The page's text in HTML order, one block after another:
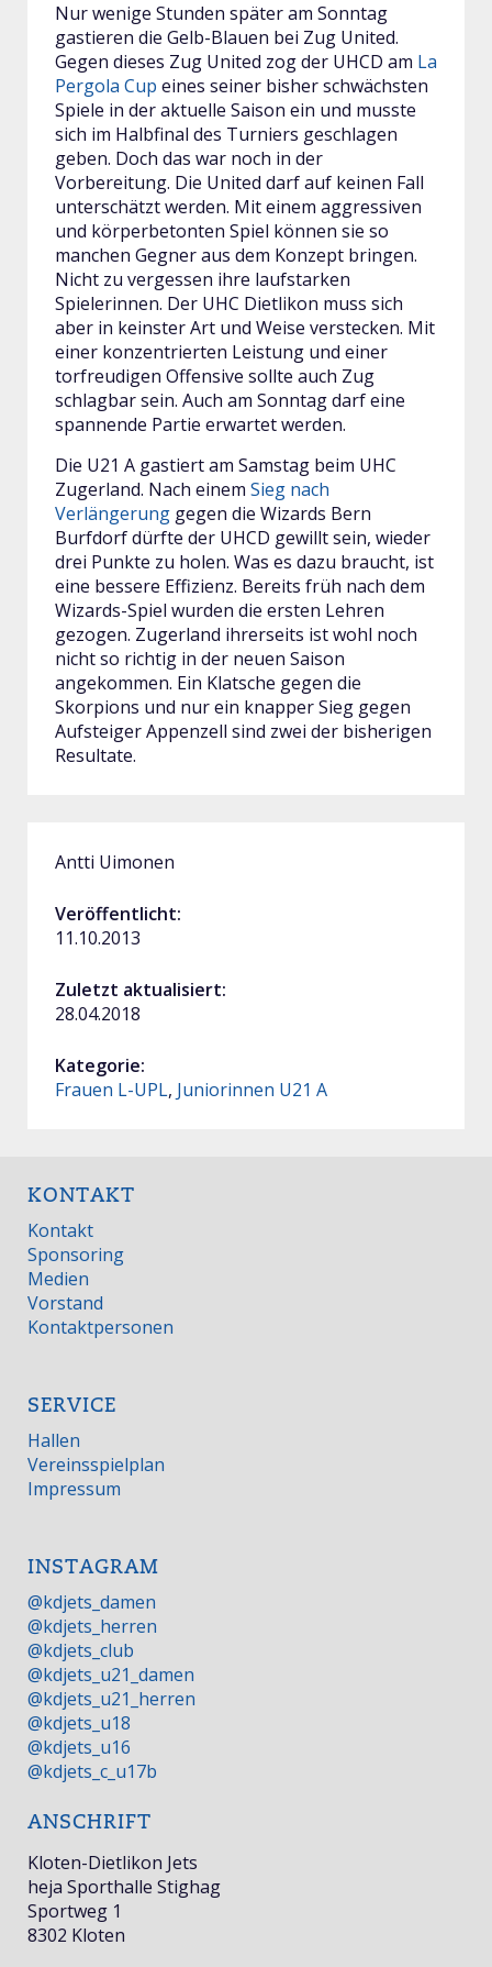
Nur wenige Stunden später am Sonntag
gastieren die Gelb-Blauen bei Zug United.
Gegen dieses Zug United zog der UHCD am La
Pergola Cup eines seiner bisher schwächsten
Spiele in der aktuelle Saison ein und musste
sich im Halbfinal des Turniers geschlagen
geben. Doch das war noch in der
Vorbereitung. Die United darf auf keinen Fall
unterschätzt werden. Mit einem aggressiven
und körperbetonten Spiel können sie so
manchen Gegner aus dem Konzept bringen.
Nicht zu vergessen ihre laufstarken
Spielerinnen. Der UHC Dietlikon muss sich
aber in keinster Art und Weise verstecken. Mit
einer konzentrierten Leistung und einer
torfreudigen Offensive sollte auch Zug
schlagbar sein. Auch am Sonntag darf eine
spannende Partie erwartet werden.
Die U21 A gastiert am Samstag beim UHC
Zugerland. Nach einem Sieg nach
Verlängerung gegen die Wizards Bern
Burfdorf dürfte der UHCD gewillt sein, wieder
drei Punkte zu holen. Was es dazu braucht, ist
eine bessere Effizienz. Bereits früh nach dem
Wizards-Spiel wurden die ersten Lehren
gezogen. Zugerland ihrerseits ist wohl noch
nicht so richtig in der neuen Saison
angekommen. Ein Klatsche gegen die
Skorpions und nur ein knapper Sieg gegen
Aufsteiger Appenzell sind zwei der bisherigen
Resultate.
Antti Uimonen
Veröffentlicht:
11.10.2013
Zuletzt aktualisiert:
28.04.2018
Kategorie:
Frauen L-UPL, Juniorinnen U21 A
KONTAKT
Kontakt
Sponsoring
Medien
Vorstand
Kontaktpersonen
SERVICE
Hallen
Vereinsspielplan
Impressum
INSTAGRAM
@kdjets_damen
@kdjets_herren
@kdjets_club
@kdjets_u21_damen
@kdjets_u21_herren
@kdjets_u18
@kdjets_u16
@kdjets_c_u17b
ANSCHRIFT
Kloten-Dietlikon Jets
heja Sporthalle Stighag
Sportweg 1
8302 Kloten